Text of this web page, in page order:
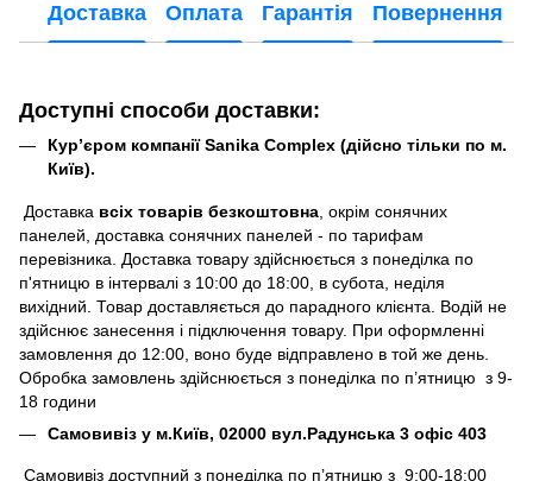
Доставка Оплата Гарантія Повернення
Доступні способи доставки:
Кур’єром компанії Sanika Complex (дійсно тільки по м.
Київ).
Доставка всіх товарів безкоштовна , окрім сонячних
панелей, доставка сонячних панелей - по тарифам
перевізника. Доставка товару здійснюється з понеділка по
п'ятницю в інтервалі з 10:00 до 18:00, в субота, неділя
вихідний. Товар доставляється до парадного клієнта. Водій не
здійснює занесення і підключення товару. При оформленні
замовлення до 12:00, воно буде відправлено в той же день.
Обробка замовлень здійснюється з понеділка по п’ятницю з 9-
18 години
Самовивіз у м.Київ, 02000 вул.Радунська 3 офіс 403
Самовивіз доступний з понеділка по п’ятницю з 9:00-18:00